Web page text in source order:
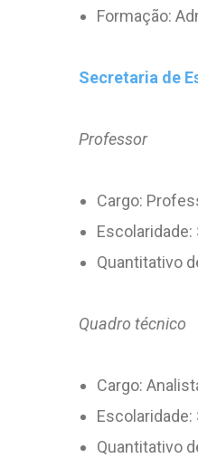
Formação:
Secretaria de
Professor
Cargo:
Escolaridade:
Quantitativo
Quadro técnico
Cargo:
Escolaridade:
Quantitativo